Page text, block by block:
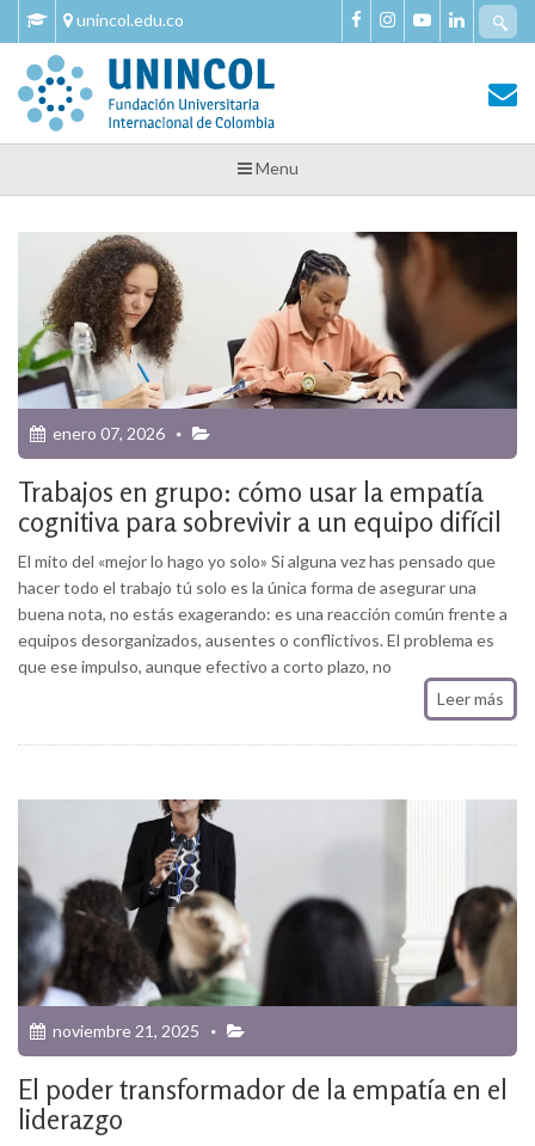
Skip
content
unincol.edu.co
Tu Salud y Bienestar
Tu Salud y Bienestar – Unincol
Menu
enero 07, 2026
Trabajos en grupo: cómo usar la empatía
cognitiva para sobrevivir a un equipo difícil
El mito del «mejor lo hago yo solo» Si alguna vez has pensado que
hacer todo el trabajo tú solo es la única forma de asegurar una
buena nota, no estás exagerando: es una reacción común frente a
equipos desorganizados, ausentes o conflictivos. El problema es
que ese impulso, aunque efectivo a corto plazo, no
Leer más
noviembre 21, 2025
El poder transformador de la empatía en el
liderazgo